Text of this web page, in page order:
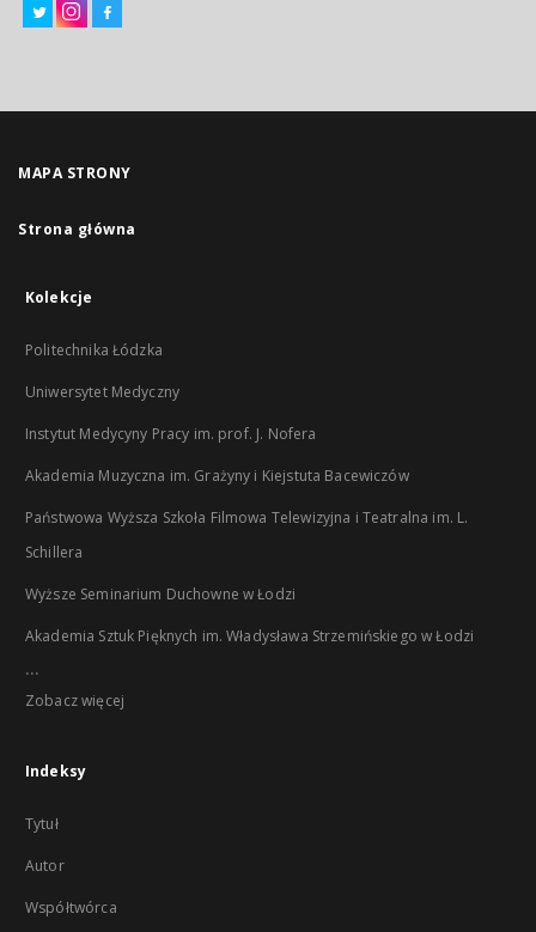
MAPA STRONY
Strona główna
Kolekcje
Politechnika Łódzka
Uniwersytet Medyczny
Instytut Medycyny Pracy im. prof. J. Nofera
Akademia Muzyczna im. Grażyny i Kiejstuta Bacewiczów
Państwowa Wyższa Szkoła Filmowa Telewizyjna i Teatralna im. L.
Schillera
Wyższe Seminarium Duchowne w Łodzi
Akademia Sztuk Pięknych im. Władysława Strzemińskiego w Łodzi
...
Zobacz więcej
Indeksy
Tytuł
Autor
Współtwórca